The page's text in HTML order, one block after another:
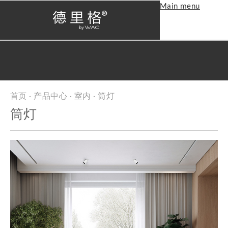
Main menu
当前位置
首页 · 产品中心 · 室内 · 筒灯
筒灯